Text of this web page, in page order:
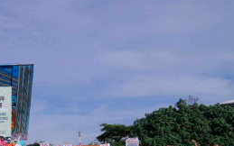
現不了，永遠都在哀嘆！